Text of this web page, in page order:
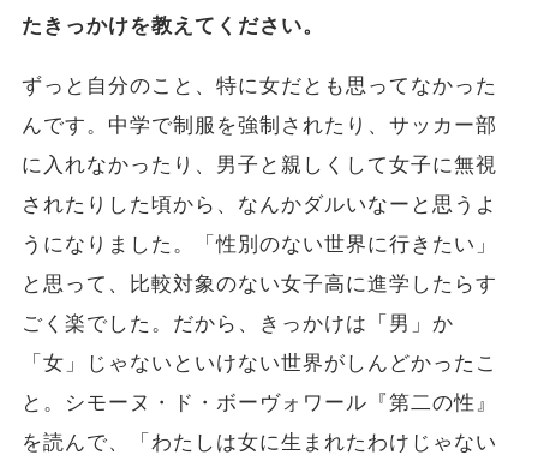
たきっかけを教えてください。
ずっと自分のこと、特に女だとも思ってなかった
んです。中学で制服を強制されたり、サッカー部
に入れなかったり、男子と親しくして女子に無視
されたりした頃から、なんかダルいなーと思うよ
うになりました。「性別のない世界に行きたい」
と思って、比較対象のない女子高に進学したらす
ごく楽でした。だから、きっかけは「男」か
「女」じゃないといけない世界がしんどかったこ
と。シモーヌ・ド・ボーヴォワール『第二の性』
を読んで、「わたしは女に生まれたわけじゃない